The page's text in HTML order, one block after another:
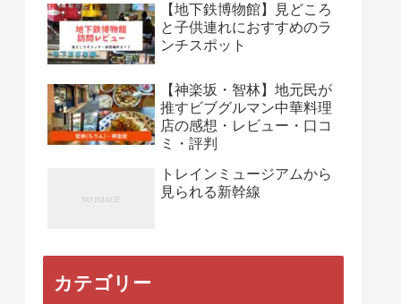
【地下鉄博物館】見どころ
と子供連れにおすすめのラ
ンチスポット
【神楽坂・智林】地元民が
推すビブグルマン中華料理
店の感想・レビュー・口コ
ミ・評判
トレインミュージアムから
見られる新幹線
カテゴリー